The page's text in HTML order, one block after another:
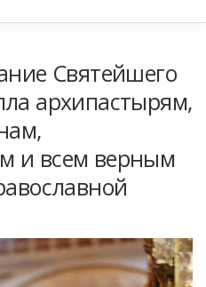
ОБЪЯВЛЕНИЯ
АРХИВ
Святейшего
архипастырям,
и всем верным